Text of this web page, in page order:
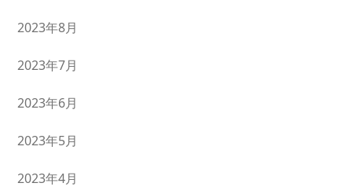
2023年8月
2023年7月
2023年6月
2023年5月
2023年4月